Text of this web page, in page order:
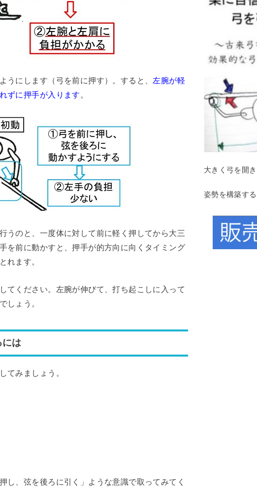
うにします（弓を前に押す）。すると、 左腕が軽
ずに押手が入ります 。
うのと、一度体に対して前に軽く押してから大三
を前に動かすと、押手が的方向に向くタイミング
れます。
てください。左腕が伸びて、打ち起こしに入って
しょう。
は
てみましょう。
し、弦を後ろに引く」ような意識で取ってみてく
大きく弓を開
姿勢を構築す